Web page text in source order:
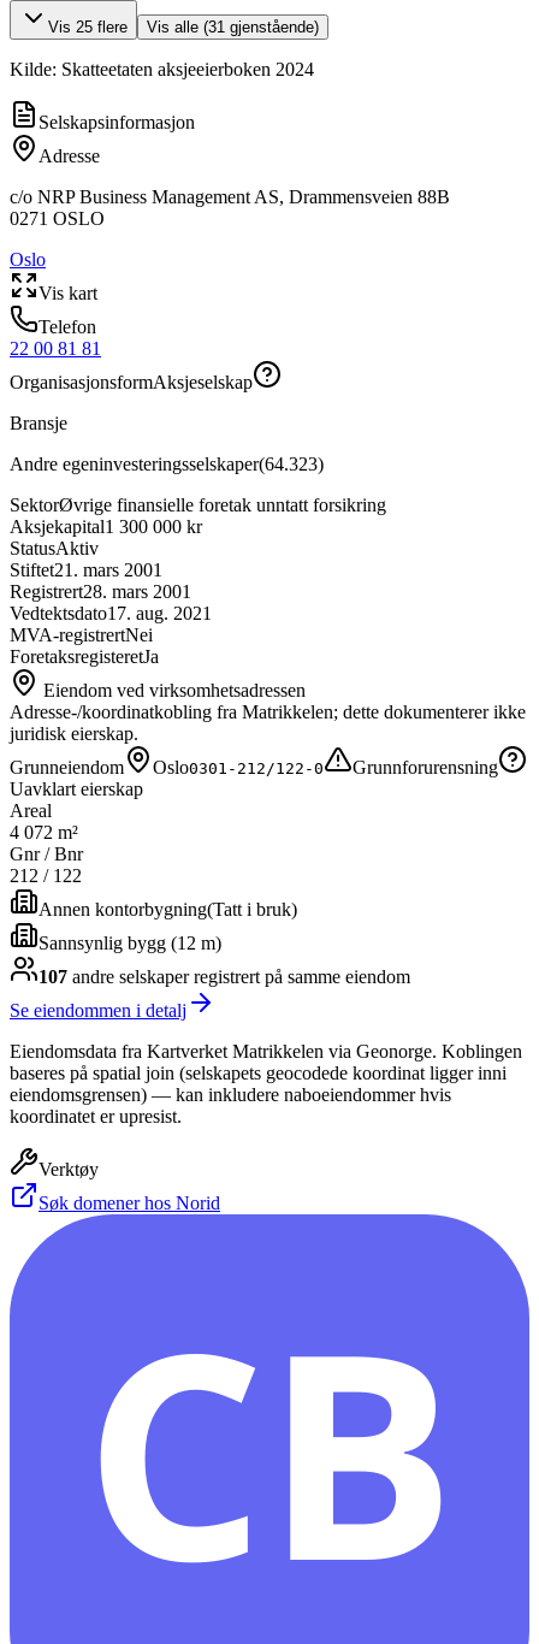
Vis 25 flere Vis alle (31 gjenstående)
Kilde: Skatteetaten aksjeeierboken 2024
Selskapsinformasjon
Adresse
c/o NRP Business Management AS, Drammensveien 88B
0271 OSLO
Oslo
Vis kart
Telefon
22 00 81 81
OrganisasjonsformAksjeselskap
Bransje
Andre egeninvesteringsselskaper(64.323)
SektorØvrige finansielle foretak unntatt forsikring
Aksjekapital1 300 000 kr
StatusAktiv
Stiftet21. mars 2001
Registrert28. mars 2001
Vedtektsdato17. aug. 2021
MVA-registrertNei
ForetaksregisteretJa
Eiendom ved virksomhetsadressen
Adresse-/koordinatkobling fra Matrikkelen; dette dokumenterer ikke
juridisk eierskap.
Grunneiendom
Oslo0301-212/122-0
Grunnforurensning
Uavklart eierskap
Areal
4 072 m²
Gnr / Bnr
212 / 122
Annen kontorbygning(Tatt i bruk)
Sannsynlig bygg (12 m)
107 andre selskaperregistrert på samme eiendom
Se eiendommen i detalj
Eiendomsdata fra Kartverket Matrikkelen via Geonorge. Koblingen
baseres på spatial join (selskapets geocodede koordinat ligger inni
eiendomsgrensen) — kan inkludere naboeiendommer hvis
koordinatet er upresist.
Verktøy
Søk domener hos Norid
CB